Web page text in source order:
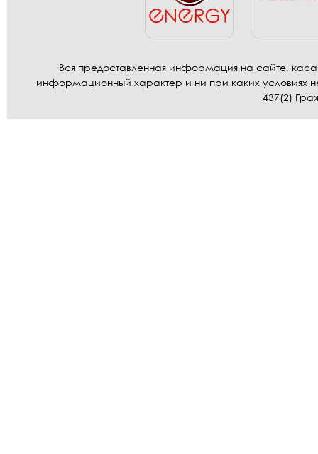
Вся предоставленная информация на сайте,
информационный характер и ни при каких условиях
437(2)